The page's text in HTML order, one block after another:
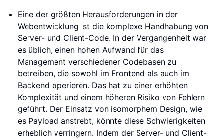
Eine der größten Herausforderungen in der
Webentwicklung ist die komplexe Handhabung von
Server- und Client-Code. In der Vergangenheit war
es üblich, einen hohen Aufwand für das
Management verschiedener Codebasen zu
betreiben, die sowohl im Frontend als auch im
Backend operieren. Das hat zu einer erhöhten
Komplexität und einem höheren Risiko von Fehlern
geführt. Der Einsatz von isomorphem Design, wie
es Payload anstrebt, könnte diese Schwierigkeiten
erheblich verringern. Indem der Server- und Client-